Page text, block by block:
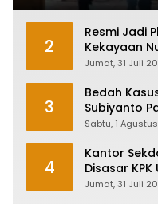
2
Resmi Jadi
Kekayaan
Jumat, 31 Juli
3
Bedah
Subiyanto
Penyertaan
Sabtu, 1
4
Kantor
Disasar
Pemalang
Jumat, 31 Juli